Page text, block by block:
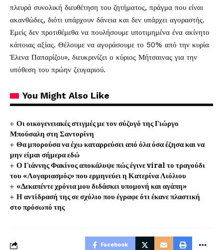
πλευρά συνολική διευθέτηση του ζητήματος, πράγμα που είναι
ακανθώδες, διότι υπάρχουν δάνεια και δεν υπάρχει αγοραστής.
Εμείς δεν προτιθέμεθα να πουλήσουμε υποτιμημένα ένα ακίνητο
κάποιας αξίας. Θέλουμε να αγοράσουμε το 50% από την κυρία
Έλενα Παπαρίζου», διευκρινίζει ο κύριος Μήτσαινας για την
υπόθεση του πρώην ζευγαριού.
You Might Also Like
Οι οικογενειακές στιγμές με τον σύζυγό της Γιώργο
Μπούσαλη στη Σαντορίνη
Θα μπορούσα να έχω καταρρεύσει από όλα όσα έζησα και να
μην είμαι σήμερα εδώ
Ο Γιάννης Φακίνος αποκάλυψε πώς έγινε viral το τραγούδι
του «Λογαριασμός» που ερμηνεύει η Κατερίνα Λιόλιου
«Δεκαπέντε χρόνια μου διδάσκει υπομονή και αγάπη»
Η αντίδρασή της σε σχόλιο που έγραφε ότι έκανε πλαστική
στο πρόσωπό της
Facebook